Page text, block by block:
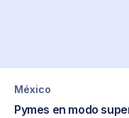
México
Pymes en modo